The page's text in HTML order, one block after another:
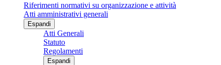
Riferimenti normativi su organizzazione e attività
Atti amministrativi generali
Espandi
Atti Generali
Statuto
Regolamenti
Espandi